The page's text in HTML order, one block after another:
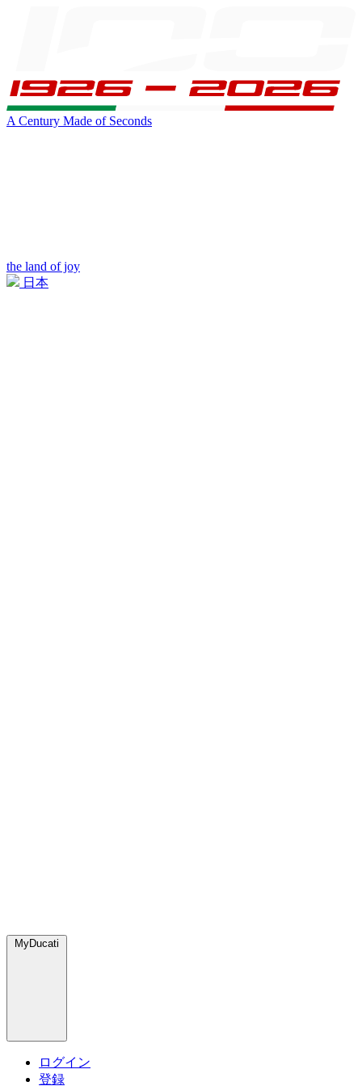
A Century Made of Seconds
the land of joy
日本
MyDucati
ログイン
登録